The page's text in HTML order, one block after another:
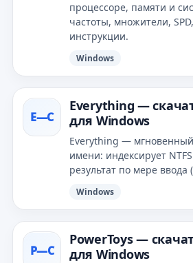
процессоре, памяти и
частоты, множители,
инструкции.
Windows
E—С
Everything —
для Windows
Everything —
имени: индексирует
результат по мере ввода
Windows
P—С
PowerToys —
для Windows